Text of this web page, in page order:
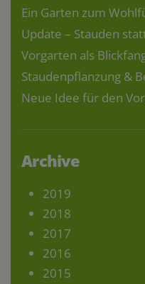
Ein Garten zum
Update – Stauden
Vorgarten als
Staudenpflanzung &
Neue Idee für den
Archive
2019
2018
2017
2016
2015